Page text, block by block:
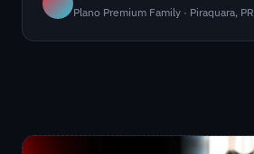
Plano Premium Family · Piraquara, PR